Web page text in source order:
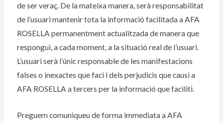
de ser veraç. De la mateixa manera, serà responsabilitat
de l’usuari mantenir tota la informació facilitada a AFA
ROSELLA permanentment actualitzada de manera que
respongui, a cada moment, a la situació real de l’usuari.
L’usuari serà l’únic responsable de les manifestacions
falses o inexactes que faci i dels perjudicis que causi a
AFA ROSELLA a tercers per la informació que faciliti.
Preguem comuniqueu de forma immediata a AFA